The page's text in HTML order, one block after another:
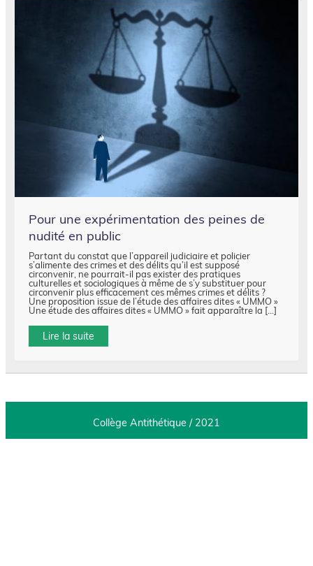
Pour une expérimentation des peines de
nudité en public
Partant du constat que l’appareil judiciaire et policier
s’alimente des crimes et des délits qu’il est supposé
circonvenir, ne pourrait-il pas exister des pratiques
culturelles et sociologiques à même de s’y substituer pour
circonvenir plus efficacement ces mêmes crimes et délits ?
Une proposition issue de l’étude des affaires dites « UMMO »
Une étude des affaires dites « UMMO » fait apparaître la […]
Lire la suite
Collège Antithétique / 2021